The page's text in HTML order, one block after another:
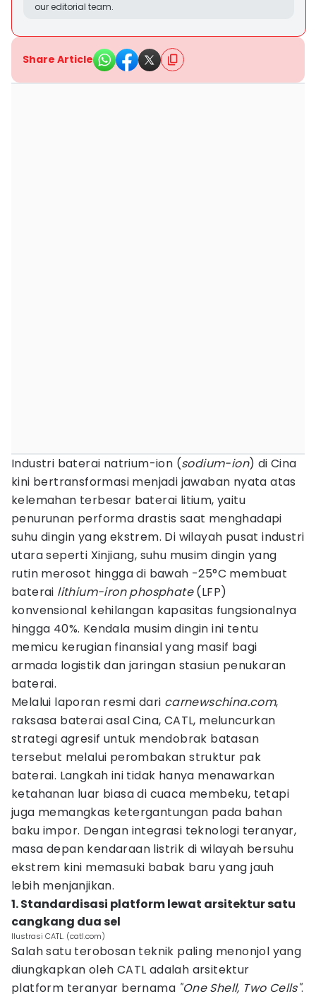
our editorial team.
Share Article
Industri baterai natrium-ion (sodium-ion) di Cina
kini bertransformasi menjadi jawaban nyata atas
kelemahan terbesar baterai litium, yaitu
penurunan performa drastis saat menghadapi
suhu dingin yang ekstrem. Di wilayah pusat industri
utara seperti Xinjiang, suhu musim dingin yang
rutin merosot hingga di bawah -25°C membuat
baterai lithium-iron phosphate(LFP)
konvensional kehilangan kapasitas fungsionalnya
hingga 40%. Kendala musim dingin ini tentu
memicu kerugian finansial yang masif bagi
armada logistik dan jaringan stasiun penukaran
baterai.
Melalui laporan resmi dari carnewschina.com,
raksasa baterai asal Cina, CATL, meluncurkan
strategi agresif untuk mendobrak batasan
tersebut melalui perombakan struktur pak
baterai. Langkah ini tidak hanya menawarkan
ketahanan luar biasa di cuaca membeku, tetapi
juga memangkas ketergantungan pada bahan
baku impor. Dengan integrasi teknologi teranyar,
masa depan kendaraan listrik di wilayah bersuhu
ekstrem kini memasuki babak baru yang jauh
lebih menjanjikan.
1. Standardisasi platform lewat arsitektur satu
cangkang dua sel
Ilustrasi CATL. (catl.com)
Salah satu terobosan teknik paling menonjol yang
diungkapkan oleh CATL adalah arsitektur
platform teranyar bernama "One Shell, Two Cells".